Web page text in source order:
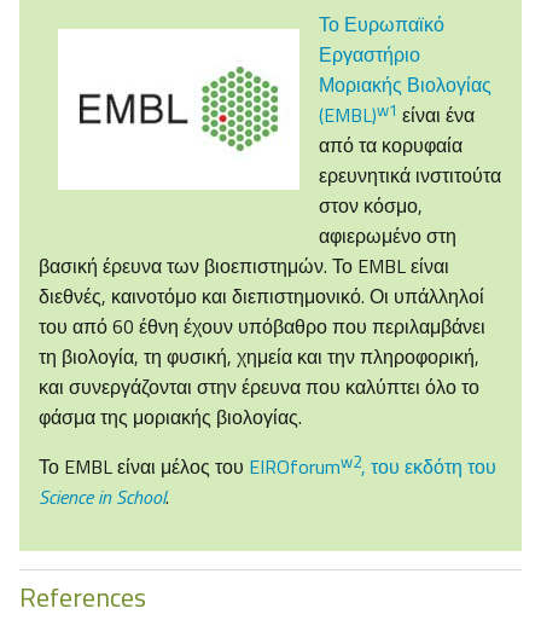
Το Ευρωπαϊκό
Εργαστήριο
Μοριακής Βιολογίας
(EMBL)w1 είναι ένα
από τα κορυφαία
ερευνητικά ινστιτούτα
στον κόσμο,
αφιερωμένο στη
βασική έρευνα των βιοεπιστημών. Το EMBL είναι
διεθνές, καινοτόμο και διεπιστημονικό. Οι υπάλληλοί
του από 60 έθνη έχουν υπόβαθρο που περιλαμβάνει
τη βιολογία, τη φυσική, χημεία και την πληροφορική,
και συνεργάζονται στην έρευνα που καλύπτει όλο το
φάσμα της μοριακής βιολογίας.
Το EMBL είναι μέλος του EIROforumw2, του εκδότη του
Science in School.
References